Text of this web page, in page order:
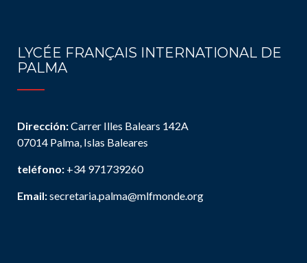
LYCÉE FRANÇAIS INTERNATIONAL DE
PALMA
Dirección:Carrer Illes Balears 142A
07014 Palma, Islas Baleares
teléfono: +34 971739260
Email:secretaria.palma@mlfmonde.org